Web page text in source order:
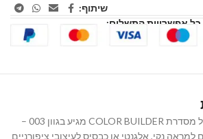
שיתוף:
כל אפשרויות התשלום:
ג'ל הבנייה החדשני של בֶּל מסדרת COLOR BUILDER מגיע בגוון 003 –
למראה נקי, אלגנטי או כבסיס לעיצובי ציפורניים